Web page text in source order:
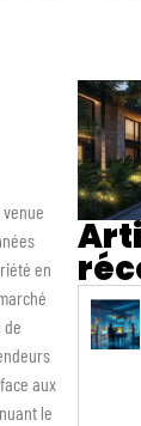
en
de
aux
le